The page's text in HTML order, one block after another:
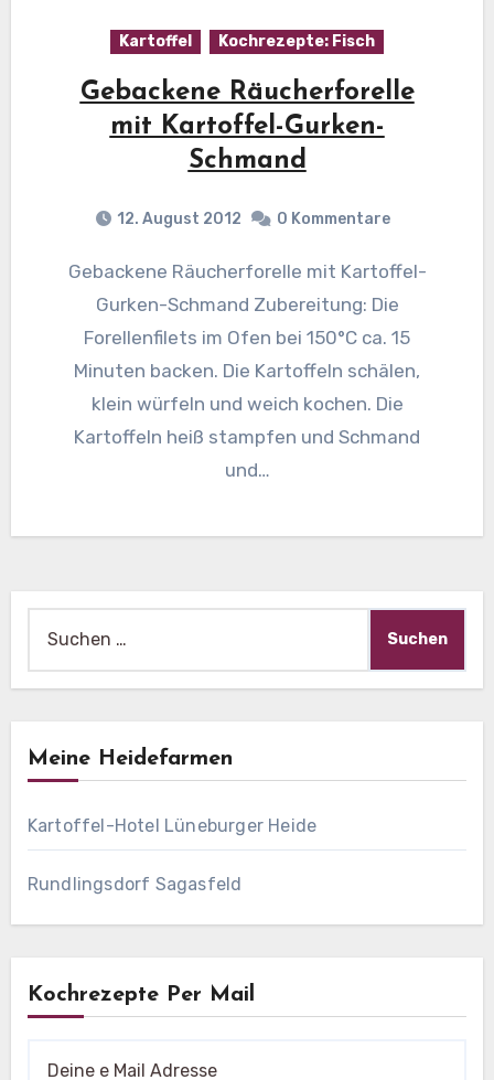
Kartoffel Kochrezepte: Fisch
Gebackene Räucherforelle
mit Kartoffel-Gurken-
Schmand
12. August 2012 0 Kommentare
Gebackene Räucherforelle mit Kartoffel-
Gurken-Schmand Zubereitung: Die
Forellenfilets im Ofen bei 150°C ca. 15
Minuten backen. Die Kartoffeln schälen,
klein würfeln und weich kochen. Die
Kartoffeln heiß stampfen und Schmand
und…
nach:
Meine Heidefarmen
Kartoffel-Hotel Lüneburger Heide
Rundlingsdorf Sagasfeld
Kochrezepte Per Mail